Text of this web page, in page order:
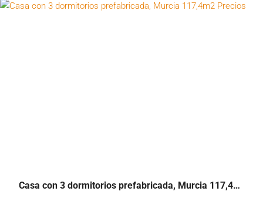
Casa con 3 dormitorios prefabricada, Murcia 117,4m2 Precios